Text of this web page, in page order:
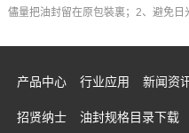
儘量把油封留在原包裝裏；2、避免日
产品中心 行业应用 新闻资
招贤纳士 油封规格目录下载